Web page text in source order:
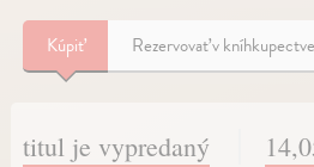
Kúpiť Rezervovať v kníhkupectve
titul je vypredaný